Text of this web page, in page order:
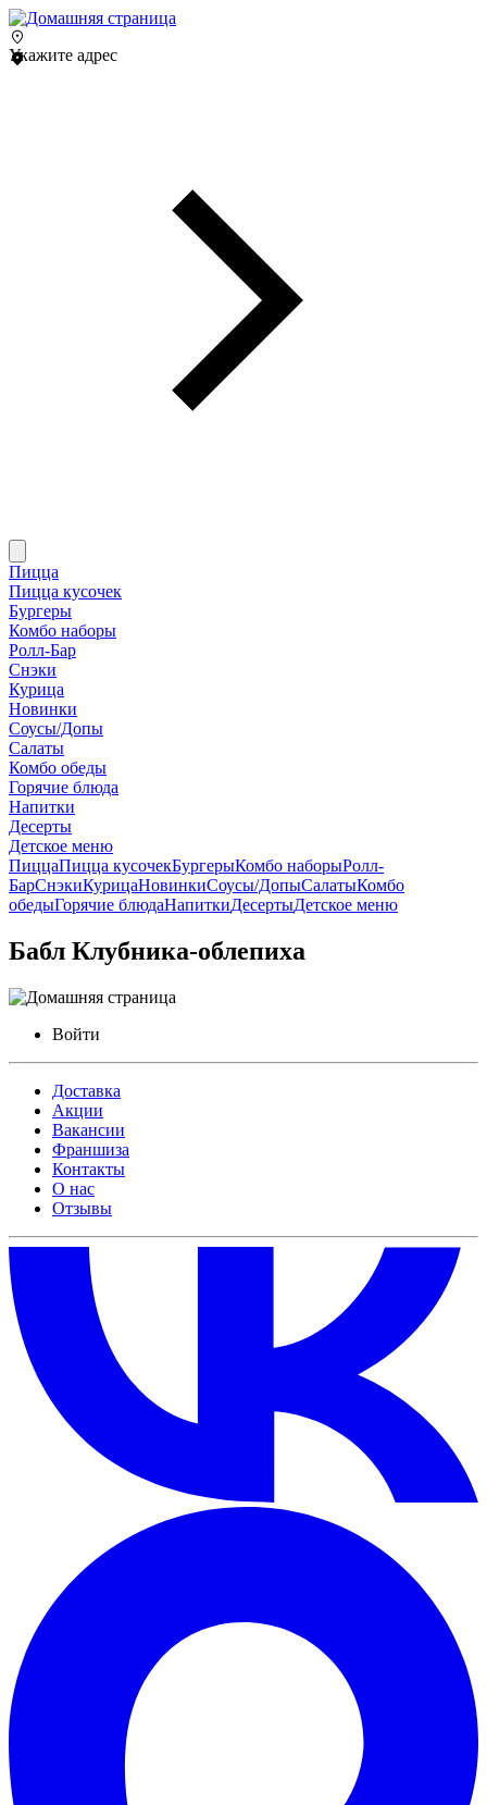
Укажите адрес
Пицца
Пицца кусочек
Бургеры
Комбо наборы
Ролл-Бар
Снэки
Курица
Новинки
Соусы/Допы
Салаты
Комбо обеды
Горячие блюда
Напитки
Десерты
Детское меню
ПиццаПицца кусочекБургерыКомбо наборыРолл-
БарСнэкиКурицаНовинкиСоусы/ДопыСалатыКомбо
обедыГорячие блюдаНапиткиДесертыДетское меню
Бабл Клубника-облепиха
Войти
Доставка
Акции
Вакансии
Франшиза
Контакты
О нас
Отзывы